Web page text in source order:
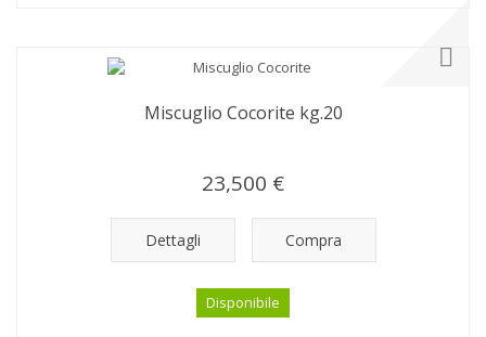
Miscuglio Cocorite kg.20
23,500 €
Dettagli Compra
Disponibile